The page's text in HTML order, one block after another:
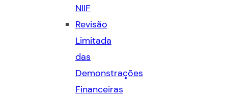
NIIF
Revisão
Limitada
das
Demonstrações
Financeiras